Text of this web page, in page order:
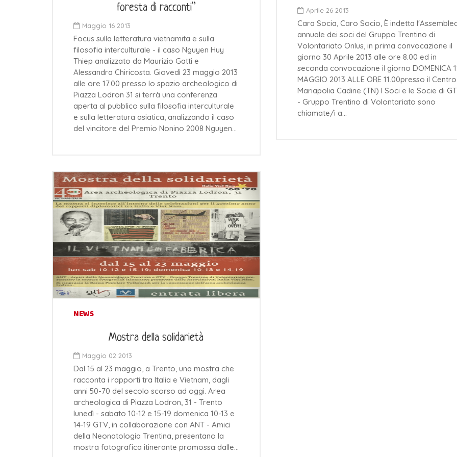
foresta di racconti”
Maggio 16 2013
Focus sulla letteratura vietnamita e sulla
filosofia interculturale - il caso Nguyen Huy
Thiep analizzato da Maurizio Gatti e
Alessandra Chiricosta. Giovedì 23 maggio 2013
alle ore 17.00 presso lo spazio archeologico di
Piazza Lodron 31 si terrà una conferenza
aperta al pubblico sulla filosofia interculturale
e sulla letteratura asiatica, analizzando il caso
del vincitore del Premio Nonino 2008 Nguyen…
Aprile 26 2013
Cara Socia, Caro Socio, È indetta
annuale dei soci del Gruppo Trentino di
Volontariato Onlus, in prima convocazione il
giorno 30 Aprile 2013 alle ore 8.00 ed in
seconda convocazione il giorno DOMENICA
MAGGIO 2013 ALLE ORE 11.00presso il Centro
Mariapolia Cadine (TN) I Soci e le Socie di
- Gruppo Trentino di Volontariato sono
chiamate/i a…
NEWS
Mostra della solidarietà
Maggio 02 2013
Dal 15 al 23 maggio, a Trento, una mostra che
racconta i rapporti tra Italia e Vietnam, dagli
anni 50-70 del secolo scorso ad oggi. Area
archeologica di Piazza Lodron, 31 - Trento
lunedì - sabato 10-12 e 15-19 domenica 10-13 e
14-19 GTV, in collaborazione con ANT - Amici
della Neonatologia Trentina, presentano la
mostra fotografica itinerante promossa dalle…